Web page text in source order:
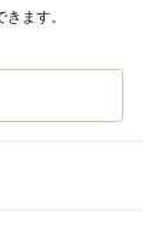
ます。